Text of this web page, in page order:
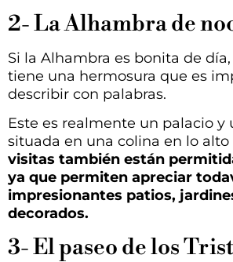
2- La Alhambra de
Si la Alhambra es bonita de
tiene una hermosura que es
describir con palabras.
Este es realmente un palacio y
situada en una colina en lo alto
visitas también están
ya que permiten apreciar
impresionantes patios,
decorados.
3- El paseo de los